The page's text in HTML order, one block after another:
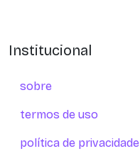
Institucional
sobre
termos de uso
política de privacidade